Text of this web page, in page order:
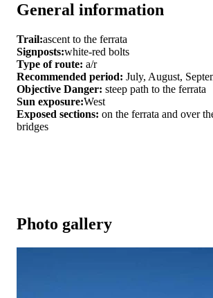
General information
Trail:ascent to the ferrata
Signposts:white-red bolts
Type of route: a/r
Recommended period: July, August,
Objective Danger: steep path to the ferrata
Sun exposure:West
Exposed sections: on the ferrata and over
bridges
Photo gallery